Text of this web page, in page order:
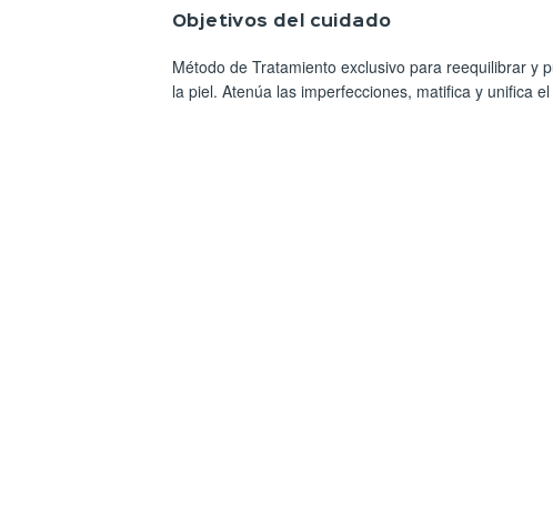
Objetivos del cuidado
Método de Tratamiento exclusivo para reequilibrar y
la piel. Atenúa las imperfecciones, matifica y unifica el